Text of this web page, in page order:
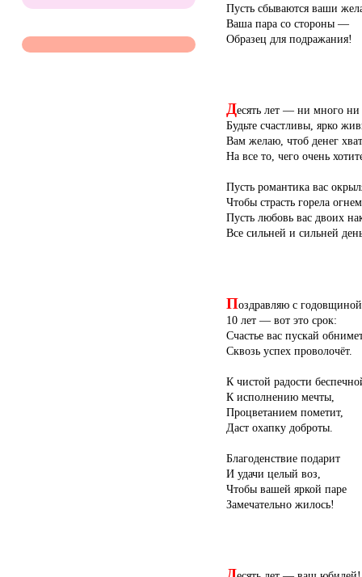
Пусть сбываются ваши
Ваша пара со стороны —
Образец для подражания!
Десять лет — ни много ни
Будьте счастливы, ярко
Вам желаю, чтоб денег
На все то, чего очень
Пусть романтика вас
Чтобы страсть горела
Пусть любовь вас двоих
Все сильней и сильней
Поздравляю с
10 лет — вот это срок:
Счастье вас пускай
Сквозь успех проволочёт.
К чистой радости
К исполнению мечты,
Процветанием пометит,
Даст охапку доброты.
Благоденствие подарит
И удачи целый воз,
Чтобы вашей яркой паре
Замечательно жилось!